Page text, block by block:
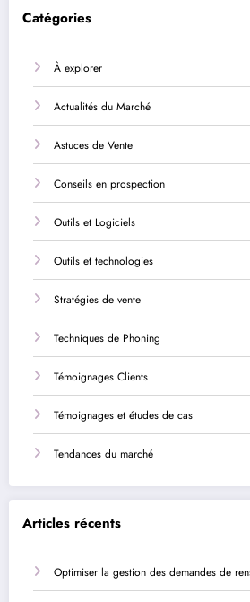
Catégories
À explorer
Actualités du Marché
Astuces de Vente
Conseils en prospection
Outils et Logiciels
Outils et technologies
Stratégies de vente
Techniques de Phoning
Témoignages Clients
Témoignages et études de cas
Tendances du marché
Articles récents
Optimiser la gestion des demandes de